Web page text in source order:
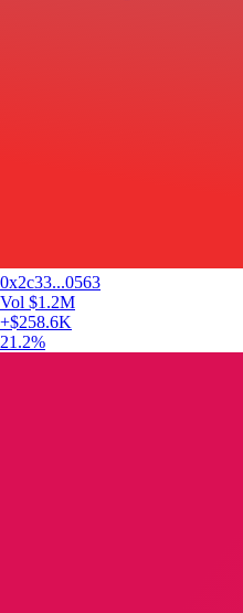
0x2c33...0563
Vol $1.2M
+$258.6K
21.2%